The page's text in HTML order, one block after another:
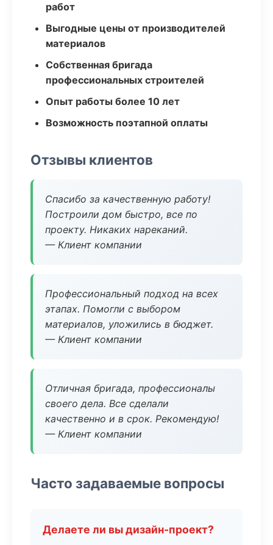
работ
Выгодные цены от производителей
материалов
Собственная бригада
профессиональных строителей
Опыт работы более 10 лет
Возможность поэтапной оплаты
Отзывы клиентов
Спасибо за качественную работу!
Построили дом быстро, все по
проекту. Никаких нареканий.
— Клиент компании
Профессиональный подход на всех
этапах. Помогли с выбором
материалов, уложились в бюджет.
— Клиент компании
Отличная бригада, профессионалы
своего дела. Все сделали
качественно и в срок. Рекомендую!
— Клиент компании
Часто задаваемые вопросы
Делаете ли вы дизайн-проект?